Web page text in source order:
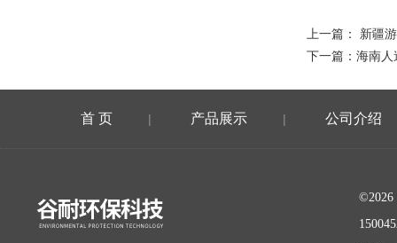
上一篇： 新疆
下一篇： 海南人
首 页 | 产品展示 | 公司介绍
©2026